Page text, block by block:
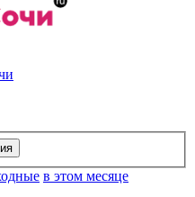
в этом месяце